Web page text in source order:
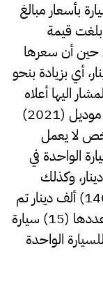
بشراء عدد (18) سيارة بأسعار مبالغ
قيمة
دينار في حين أن سعرها
لا يتجاوز مبلغ (2,700,000 دينار، أي بزيادة بنحو
اليها أعلاه
سيارتين فارهتين نوع لكزس دفع رباعي) موديل (2021)
لا يعمل
للسيارة الواحدة في
(500) ألف دينار، وكذلك
سيارة هونداي ال1 سعرها في السوق (140) ألف دينار تم
شرائها بسعر (237,150) دينار، والبقية عددها (15) سيارة
(76,000) دينار للسيارة الواحدة